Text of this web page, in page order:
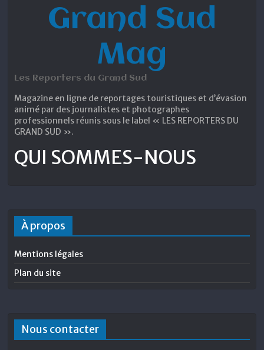
Grand Sud
Mag
Les Reporters du Grand Sud
Magazine en ligne de reportages touristiques et d’évasion
animé par des journalistes et photographes
professionnels réunis sous le label « LES REPORTERS DU
GRAND SUD ».
QUI SOMMES-NOUS
À propos
Mentions légales
Plan du site
Nous contacter